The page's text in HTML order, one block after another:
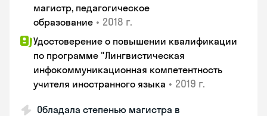
магистр, педагогическое
образование • 2018 г.
Удостоверение о повышении квалификации
по программе "Лингвистическая
инфокоммуникационная компетентность
учителя иностранного языка • 2019 г.
Обладала степенью магистра в